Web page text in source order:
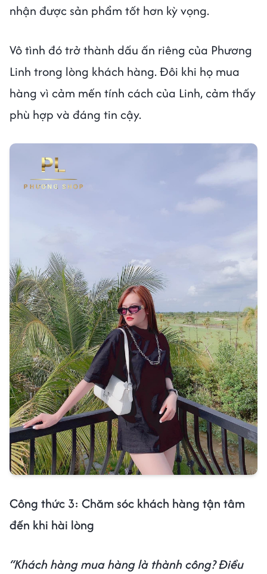
nhận được sản phẩm tốt hơn kỳ vọng.
Vô tình đó trở thành dấu ấn riêng của Phương
Linh trong lòng khách hàng. Đôi khi họ mua
hàng vì cảm mến tính cách của Linh, cảm thấy
phù hợp và đáng tin cậy.
Công thức 3: Chăm sóc khách hàng tận tâm
đến khi hài lòng
“Khách hàng mua hàng là thành công? Điều